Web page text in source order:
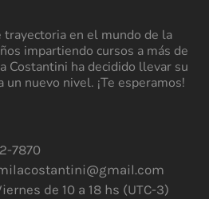
trayectoria en el mundo de la
impartiendo cursos a más de
Costantini ha decidido llevar su
nuevo nivel. ¡Te esperamos!
7870
de 10 a 18 hs (UTC-3)